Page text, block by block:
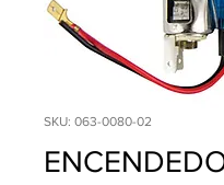
SKU: 063-0080-02